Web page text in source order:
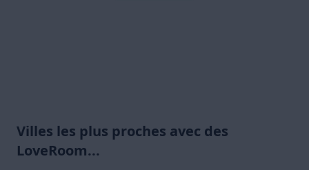
Villes les plus proches avec des
LoveRoom...